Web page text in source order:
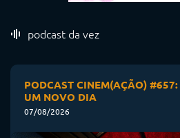
podcast da vez
PODCAST CINEM(AÇÃO)
UM NOVO DIA
07/08/2026